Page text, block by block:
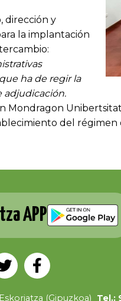
dirección y
la implantación
ha de regir la
adjudicación.
del
APP
(Gipuzkoa) Tel.: